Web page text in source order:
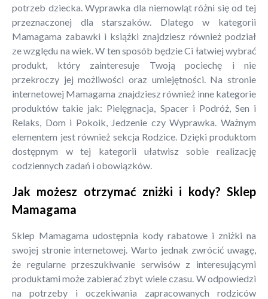
potrzeb dziecka. Wyprawka dla niemowląt różni się od tej
przeznaczonej dla starszaków. Dlatego w kategorii
Mamagama zabawki i książki znajdziesz również podział
ze względu na wiek. W ten sposób będzie Ci łatwiej wybrać
produkt, który zainteresuje Twoją pociechę i nie
przekroczy jej możliwości oraz umiejętności. Na stronie
internetowej Mamagama znajdziesz również inne kategorie
produktów takie jak: Pielęgnacja, Spacer i Podróż, Sen i
Relaks, Dom i Pokoik, Jedzenie czy Wyprawka. Ważnym
elementem jest również sekcja Rodzice. Dzięki produktom
dostępnym w tej kategorii ułatwisz sobie realizację
codziennych zadań i obowiązków.
Jak możesz otrzymać zniżki i kody? Sklep
Mamagama
Sklep Mamagama udostępnia kody rabatowe i zniżki na
swojej stronie internetowej. Warto jednak zwrócić uwagę,
że regularne przeszukiwanie serwisów z interesującymi
produktami może zabierać zbyt wiele czasu. W odpowiedzi
na potrzeby i oczekiwania zapracowanych rodziców